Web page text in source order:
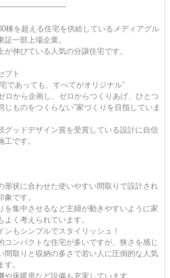
棟を超える住宅を供給しているメディアグル
証一部上場企業。
が伸びている人気の分譲住宅です。
プト
であっても、すべてがオリジナル”
ロから企画し、ゼロからつくりあげ、ひとつ
じものをつくらない”家づくりを目指していま
グッドデザイン賞を受賞している設計に自信
工です。
形状に合わせた使いやすい間取りで設計され
象です。
を集中させるなど主婦が動きやすいように家
よく考えられています。
ンもシンプルでスタイリッシュ！
コンパクトな住宅が多いですが、狭さを感じ
間取りと収納の多さで若い人に圧倒的な人気
す。
や床暖房など設備も充実しています